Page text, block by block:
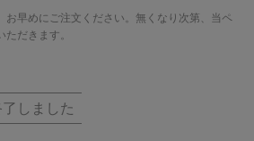
早めにご注文ください。無くなり次第、当ペ
だきます。
しました